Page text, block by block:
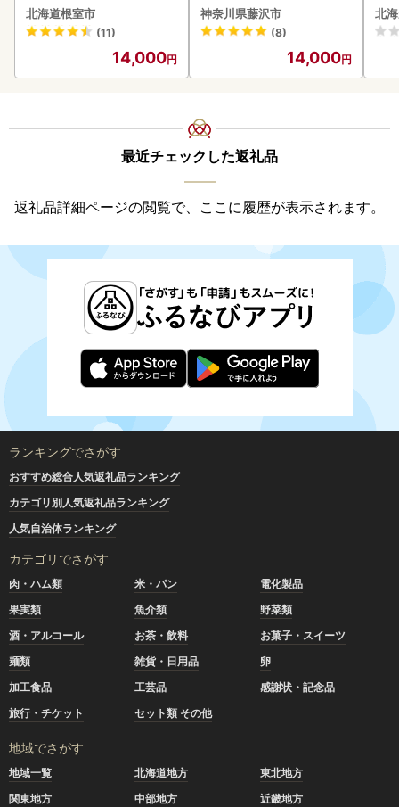
北海道根室市
(11)
14,000
神奈川県藤沢市
(8)
14,000
( 飲
ク
贈
い
北
最近チェックした返礼品
返礼品詳細ページの閲覧で、ここに履歴が表示されます。
ランキングでさがす
おすすめ総合人気返礼品ランキング
カテゴリ別人気返礼品ランキング
人気自治体ランキング
カテゴリでさがす
肉・ハム類 米・パン
電化製品
果実類
魚介類
野菜類
酒・アルコール
お茶・飲料
お菓子・スイーツ
麺類
雑貨・日用品
卵
加工食品
工芸品
感謝状・記念品
旅行・チケット
セット類 その他
地域でさがす
地域一覧 北海道地方
東北地方
関東地方
中部地方
近畿地方